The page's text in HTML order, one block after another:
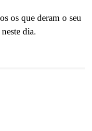
os que deram o seu
dia.